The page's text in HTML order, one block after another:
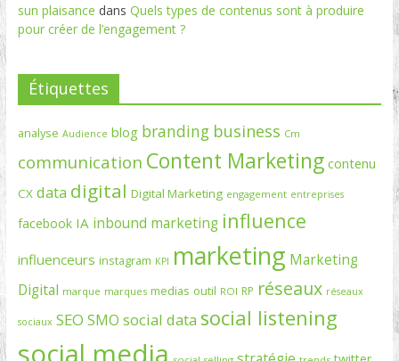
sun plaisance dans Quels types de contenus sont à produire
pour créer de l’engagement ?
Étiquettes
analyse Audience blog branding business Cm
communication Content Marketing contenu
CX data digital Digital Marketing engagement entreprises
facebook IA inbound marketing influence
influenceurs instagram KPI marketing Marketing
Digital marque marques medias outil ROI RP réseaux réseaux
sociaux SEO SMO social data social listening
social media